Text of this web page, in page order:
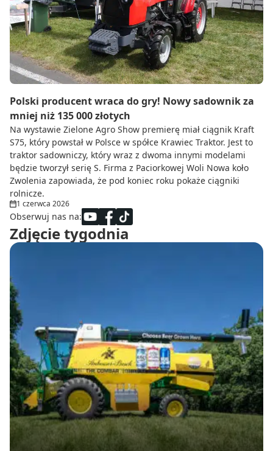
Do zbioru
Rolnictwo precyzyjne
Dealerzy
Ze świata techniki rolniczej
Polski producent wraca do gry! Nowy sadownik za
mniej niż 135 000 złotych
Na wystawie Zielone Agro Show premierę miał ciągnik Kraft
S75, który powstał w Polsce w spółce Krawiec Traktor. Jest to
traktor sadowniczy, który wraz z dwoma innymi modelami
będzie tworzył serię S. Firma z Paciorkowej Woli Nowa koło
Zwolenia zapowiada, że pod koniec roku pokaże ciągniki
rolnicze.
1 czerwca 2026
Obserwuj nas na:
Zdjęcie tygodnia